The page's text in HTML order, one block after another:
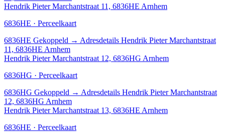
Hendrik Pieter Marchantstraat 11, 6836HE Arnhem
6836HE · Perceelkaart
6836HE Gekoppeld → Adresdetails Hendrik Pieter Marchantstraat
11, 6836HE Arnhem
Hendrik Pieter Marchantstraat 12, 6836HG Arnhem
6836HG · Perceelkaart
6836HG Gekoppeld → Adresdetails Hendrik Pieter Marchantstraat
12, 6836HG Arnhem
Hendrik Pieter Marchantstraat 13, 6836HE Arnhem
6836HE · Perceelkaart